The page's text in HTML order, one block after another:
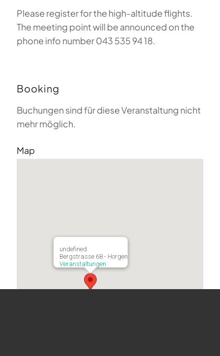
Please register for the high-altitude flights.
The meeting point will be announced on the
phone info number 043 535 94 18.
Booking
Buchungen sind für diese Veranstaltung nicht
mehr möglich.
Map
undefined
Bergstrasse 68 - Horgen
Veranstaltungen